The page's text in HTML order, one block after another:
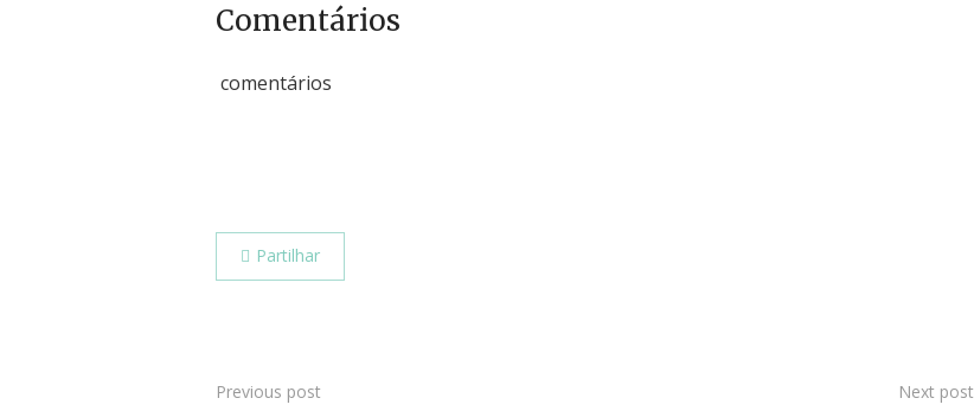
Comentários
comentários
Partilhar
Previous post Next post